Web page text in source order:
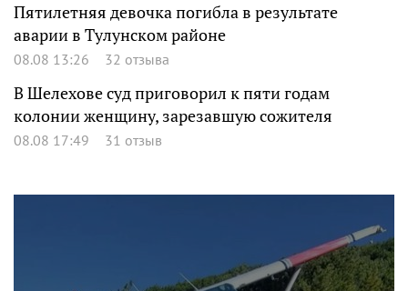
Пятилетняя девочка погибла в результате
аварии в Тулунском районе
08.08 13:26 32 отзыва
В Шелехове суд приговорил к пяти годам
колонии женщину, зарезавшую сожителя
08.08 17:49 31 отзыв